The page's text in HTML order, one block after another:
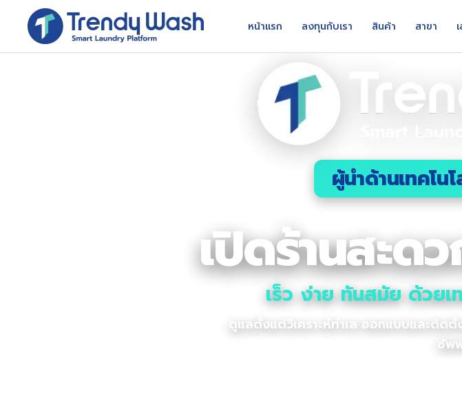
หน้าแรก ลงทุนกับเรา สินค้า สาขา
ผู้นำด้านเทคโน
เปิดร้านสะด
เร็ว ง่าย ทันสมัย ด้วย
ดูแลตั้งแต่วิเคราะห์ทำเล ออกแบบและติด
ซัพ